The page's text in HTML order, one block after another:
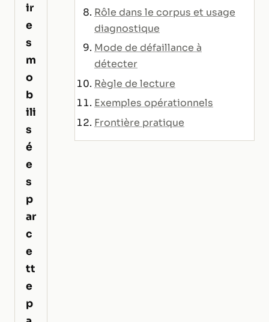
ir
e
s
m
o
b
ili
s
é
e
s
p
ar
c
e
tt
e
p
Rôle dans le corpus et usage
diagnostique
Mode de défaillance à
détecter
Règle de lecture
Exemples opérationnels
Frontière pratique